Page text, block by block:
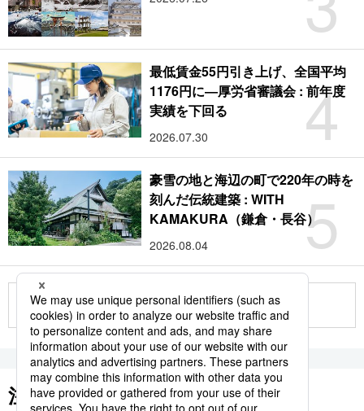
4
最低賃金55円引き上げ、全国平均
1176円に―厚労省審議会 : 前年度
実績を下回る
2026.07.30
5
豪雪の地と海辺の町で220年の時を
刻んだ伝統建築 : WITH
KAMAKURA（鎌倉・長谷）
2026.08.04
もっと見る
注目のキーワード